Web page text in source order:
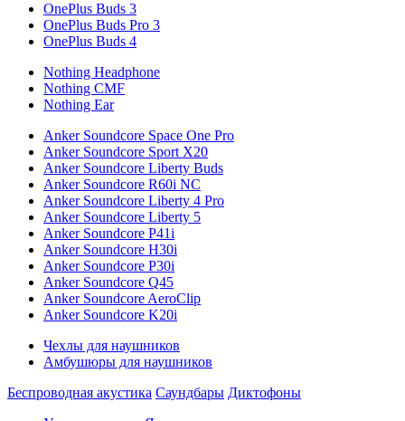
OnePlus Buds 3
OnePlus Buds Pro 3
OnePlus Buds 4
Nothing Headphone
Nothing CMF
Nothing Ear
Anker Soundcore Space One Pro
Anker Soundcore Sport X20
Anker Soundcore Liberty Buds
Anker Soundcore R60i NC
Anker Soundcore Liberty 4 Pro
Anker Soundcore Liberty 5
Anker Soundcore P41i
Anker Soundcore H30i
Anker Soundcore P30i
Anker Soundcore Q45
Anker Soundcore AeroClip
Anker Soundcore K20i
Чехлы для наушников
Амбушюры для наушников
Беспроводная акустика Саундбары Диктофоны